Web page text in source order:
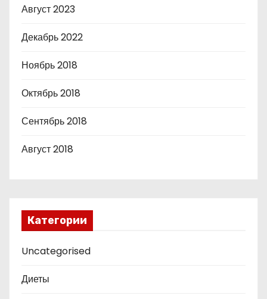
Август 2023
Декабрь 2022
Ноябрь 2018
Октябрь 2018
Сентябрь 2018
Август 2018
Категории
Uncategorised
Диеты